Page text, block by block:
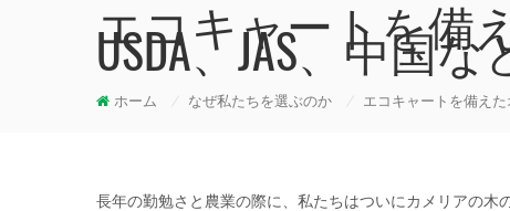
エコキャートを備
USDA、JAS、中国な
ホーム / なぜ私たちを選ぶのか / エコキャートを備え
長年の勤勉さと農業の際に、私たちはついにカメリアの